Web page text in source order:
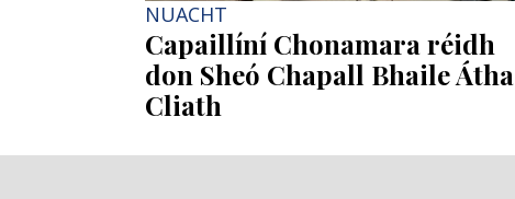
NUACHT
Capaillíní Chonamara réidh
don Sheó Chapall Bhaile Átha
Cliath